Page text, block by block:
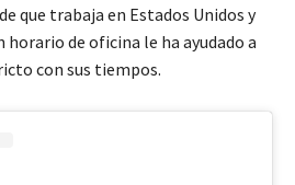
que trabaja en Estados Unidos y
horario de oficina le ha ayudado a
con sus tiempos.